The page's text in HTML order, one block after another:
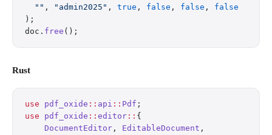
  ""
, "admin2025" , true , false , false , false
);
doc. free ();
Rust
use pdf_oxide :: api :: Pdf ;
use pdf_oxide :: editor :: {
    DocumentEditor
, EditableDocument ,